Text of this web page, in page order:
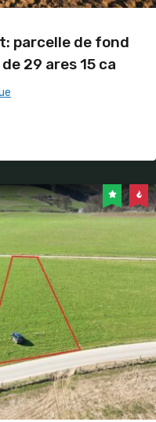
parcelle de fond
29 ares 15 ca